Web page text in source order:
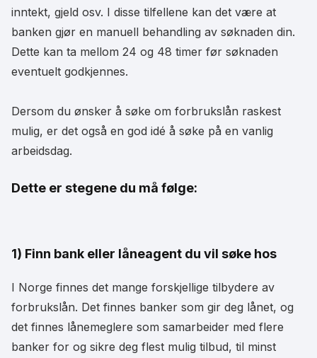
inntekt, gjeld osv. I disse tilfellene kan det være at
banken gjør en manuell behandling av søknaden din.
Dette kan ta mellom 24 og 48 timer før søknaden
eventuelt godkjennes.
Dersom du ønsker å søke om forbrukslån raskest
mulig, er det også en god idé å søke på en vanlig
arbeidsdag.
Dette er stegene du må følge:
1) Finn bank eller låneagent du vil søke hos
I Norge finnes det mange forskjellige tilbydere av
forbrukslån. Det finnes banker som gir deg lånet, og
det finnes lånemeglere som samarbeider med flere
banker for og sikre deg flest mulig tilbud, til minst